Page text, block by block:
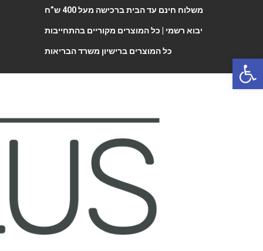
משלוח חינם עד הבית ברכישה מעל 400 ש”ח
יבוא רשמי | כל המוצרים מקוריים בהתחייבות
כל המוצרים ברישיון משרד הבריאות